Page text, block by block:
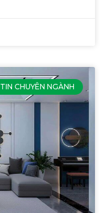
TIN CHUYÊN NGÀNH